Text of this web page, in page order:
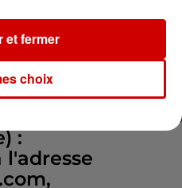
de
pour tenir
sur
:
l'adresse
choix
et fermer